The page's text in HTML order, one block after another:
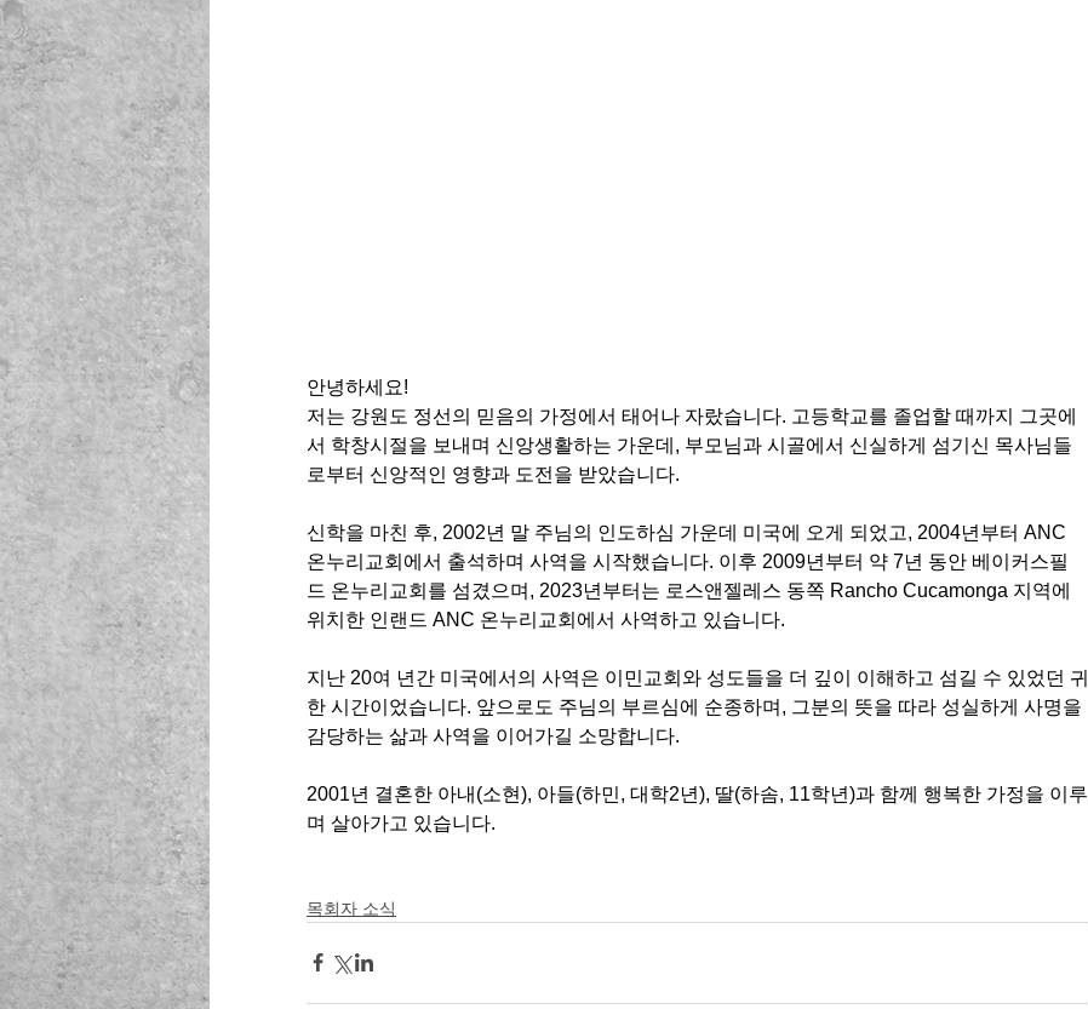
안녕하세요!
저는 강원도 정선의 믿음의 가정에서 태어나 자랐습니다. 고등학교를 졸업할 때까지 그곳에
서 학창시절을 보내며 신앙생활하는 가운데, 부모님과 시골에서 신실하게 섬기신 목사님들
로부터 신앙적인 영향과 도전을 받았습니다.
신학을 마친 후, 2002년 말 주님의 인도하심 가운데 미국에 오게 되었고, 2004년부터 ANC
온누리교회에서 출석하며 사역을 시작했습니다. 이후 2009년부터 약 7년 동안 베이커스필
드 온누리교회를 섬겼으며, 2023년부터는 로스앤젤레스 동쪽 Rancho Cucamonga 지역에
위치한 인랜드 ANC 온누리교회에서 사역하고 있습니다.
지난 20여 년간 미국에서의 사역은 이민교회와 성도들을 더 깊이 이해하고 섬길 수 있었던 귀
한 시간이었습니다. 앞으로도 주님의 부르심에 순종하며, 그분의 뜻을 따라 성실하게 사명을
감당하는 삶과 사역을 이어가길 소망합니다.
2001년 결혼한 아내(소현), 아들(하민, 대학2년), 딸(하솜, 11학년)과 함께 행복한 가정을 이루
며 살아가고 있습니다.
목회자 소식